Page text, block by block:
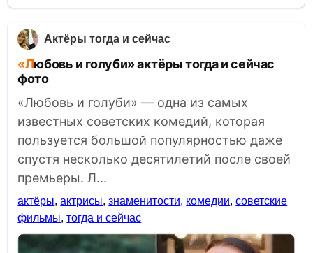
Актёры тогда и сейчас
«Любовь и голуби» актёры тогда и сейчас
фото
«Любовь и голуби» — одна из самых
известных советских комедий, которая
пользуется большой популярностью даже
спустя несколько десятилетий после своей
премьеры. Л...
актёры,актрисы,знаменитости, комедии,советские
фильмы,тогда и сейчас